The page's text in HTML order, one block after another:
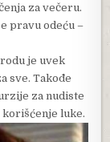
za večeru.
pravu odeću –
je uvek
sve. Takođe
za nudiste
luke.